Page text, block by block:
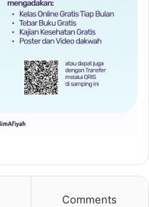
Comments